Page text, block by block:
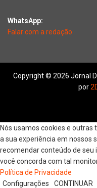
WhatsApp:
Falar com a redação
Copyright © 2026 Jornal
por
Nós usamos cookies e
a sua experiência em nossos
recomendar conteúdo de seu
você concorda com tal
Política de Privacidade
Configurações
CONTINUAR